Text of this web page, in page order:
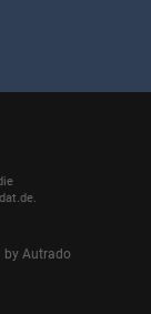
by Autrado